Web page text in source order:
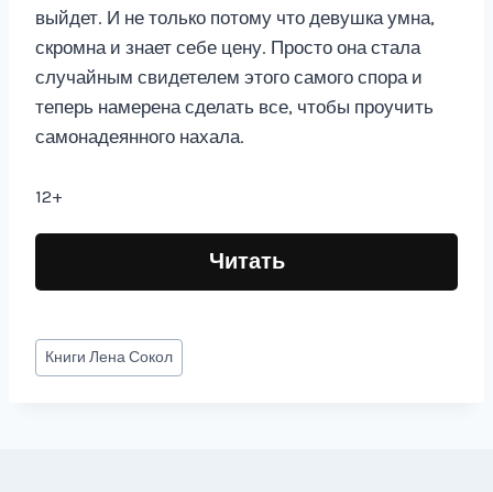
выйдет. И не только потому что девушка умна,
скромна и знает себе цену. Просто она стала
случайным свидетелем этого самого спора и
теперь намерена сделать все, чтобы проучить
самонадеянного нахала.
12+
Читать
Метки
записи:
КнигиЛена Сокол